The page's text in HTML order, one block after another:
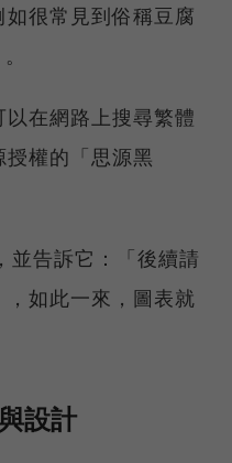
很常見到俗稱豆腐
在網路上搜尋繁體
權的「思源黑
並告訴它：「後續請
如此一來，圖表就
設計